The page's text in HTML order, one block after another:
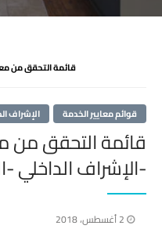
قائمة التحقق من
الإشراف قوائم معايير الخدمة
قائمة التحقق من
-الإشراف الداخلي -
نُشر
2 أغسطس، 2018